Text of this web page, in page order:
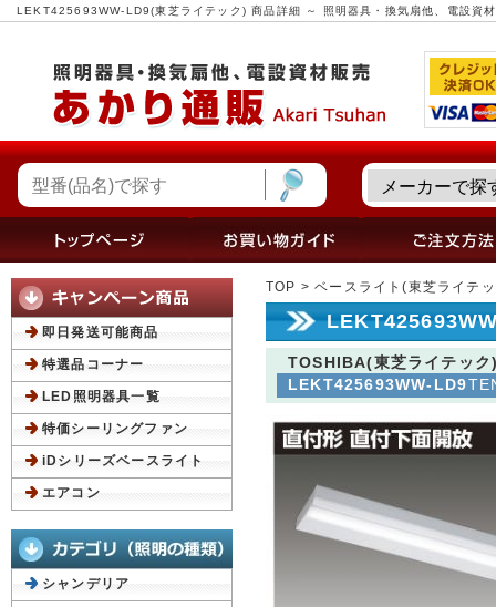
LEKT425693WW-LD9(東芝ライテック) 商品詳細 ～ 照明器具・換気扇他、電設資
TOP >ベースライト(東芝ライテ
TOSHIBA(東芝ライテック
LEKT425693WW-LD9
即日発送可能商品
特選品コーナー
LED照明器具一覧
特価シーリングファン
iDシリーズベースライト
エアコン
シャンデリア